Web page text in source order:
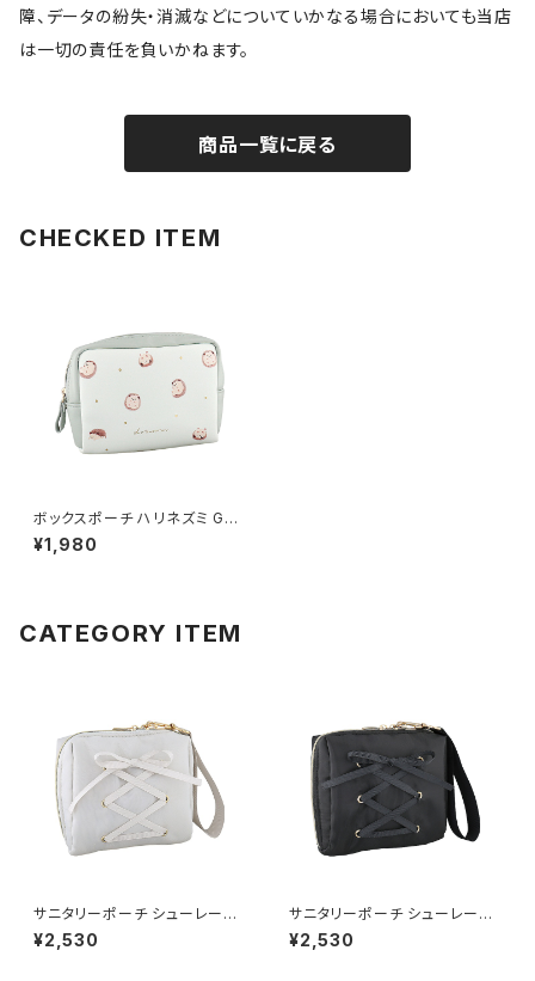
障、データの紛失・消滅などについていかなる場合においても当店
は一切の責任を負いかねます。
商品一覧に戻る
CHECKED ITEM
ボックスポーチ ハリネズミ GP
O0325-GR（グリーン）
¥1,980
CATEGORY ITEM
サニタリーポーチ シューレース
GPO0396-GY（グレー）
¥2,530
サニタリーポーチ シューレース
GPO0396-BK（ブラック）
¥2,530